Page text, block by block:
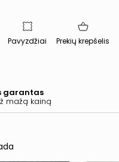
Pavyzdžiai Prekių krepšelis
garantas
mažą kainą